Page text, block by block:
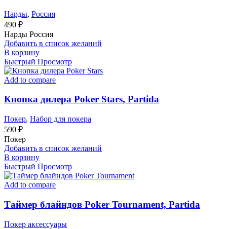
Нарды, Россия
490 ₽
Нарды Россия
Добавить в список желаний
В корзину
Быстрый Просмотр
Add to compare
Кнопка дилера Poker Stars, Partida
Покер, Набор для покера
590 ₽
Покер
Добавить в список желаний
В корзину
Быстрый Просмотр
Add to compare
Таймер блайндов Poker Tournament, Partida
Покер аксессуары